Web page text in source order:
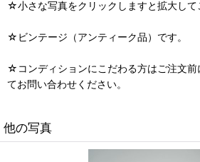
☆小さな写真をクリックしますと拡大して
☆ビンテージ（アンティーク品）です。
☆コンディションにこだわる方はご注文前
てお問い合わせください。
他の写真